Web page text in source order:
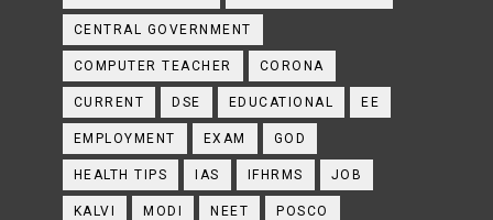
CENTRAL GOVERNMENT
COMPUTER TEACHER CORONA
CURRENT DSE EDUCATIONAL EE
EMPLOYMENT EXAM GOD
HEALTH TIPS IAS IFHRMS JOB
KALVI MODI NEET POSCO